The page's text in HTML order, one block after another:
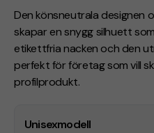
Den könsneutrala designen
skapar en snygg silhuett
etikettfria nacken och den
perfekt för företag som vill
profilprodukt.
Unisexmodell